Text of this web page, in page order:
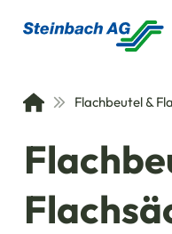
Flachbeutel &